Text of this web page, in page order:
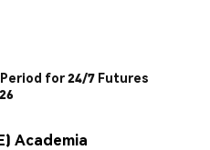
for 24/7 Futures
Academia